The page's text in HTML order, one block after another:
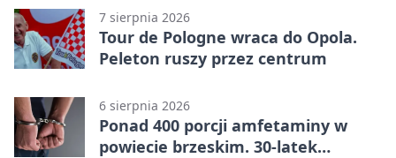
7 sierpnia 2026
Tour de Pologne wraca do Opola.
Peleton ruszy przez centrum
6 sierpnia 2026
Ponad 400 porcji amfetaminy w
powiecie brzeskim. 30-latek